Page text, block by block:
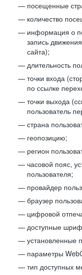
посещенные
количество
информация о
запись
сайта);
длительность
точки входа
по ссылке
точки выхода
пользователь
страна
геопозицию;
регион
часовой пояс,
пользователя;
провайдер
браузер
цифровой
доступные
установленные
параметры
тип доступных